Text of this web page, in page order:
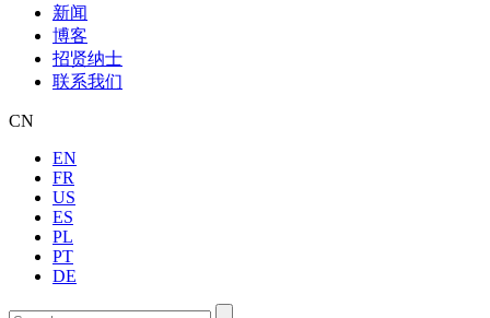
新闻
博客
招贤纳士
联系我们
CN
EN
FR
US
ES
PL
PT
DE